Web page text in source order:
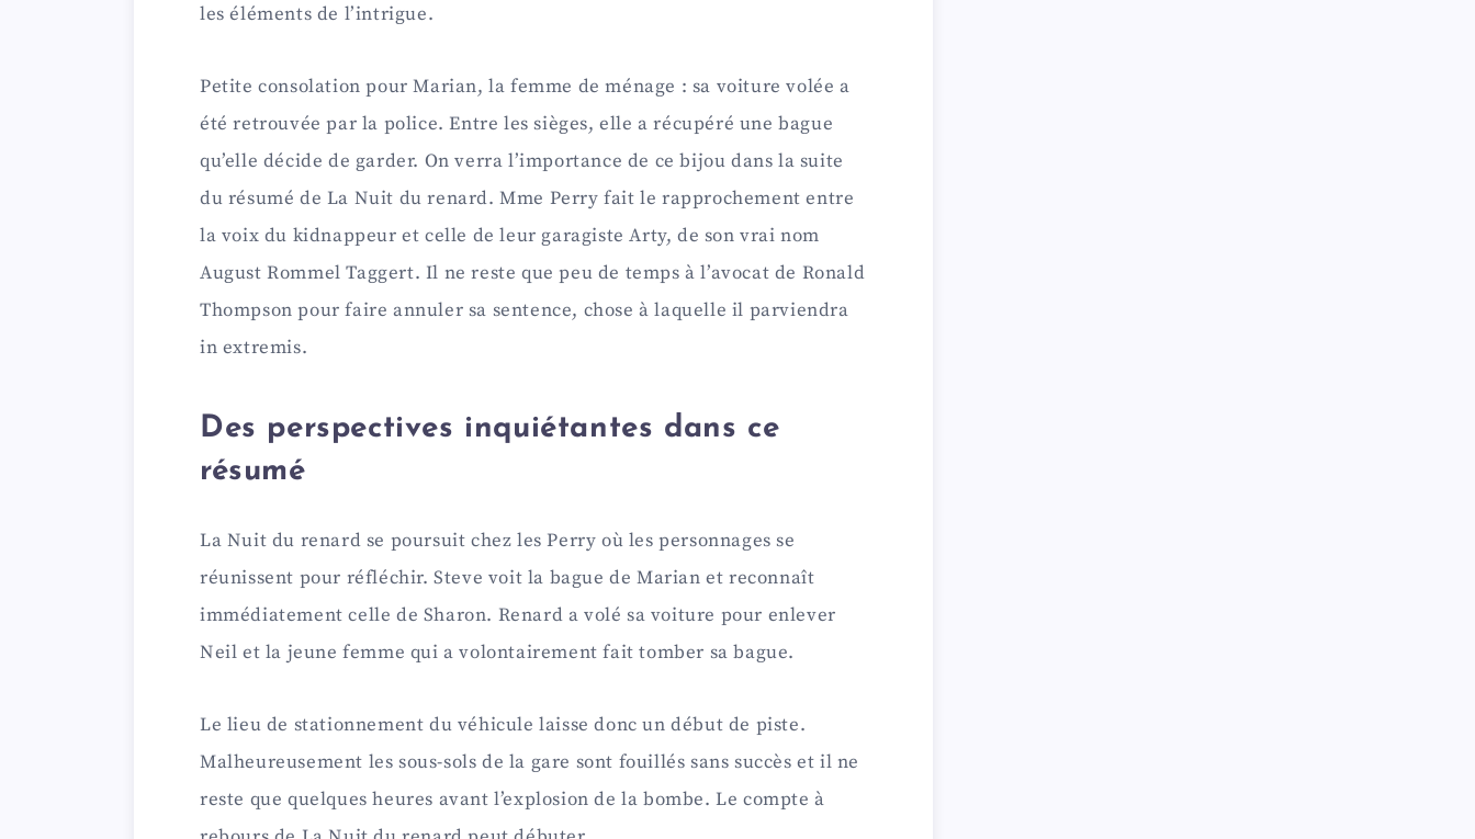
les éléments de l’intrigue.
Petite consolation pour Marian, la femme de ménage : sa voiture volée a
été retrouvée par la police. Entre les sièges, elle a récupéré une bague
qu’elle décide de garder. On verra l’importance de ce bijou dans la suite
du résumé de La Nuit du renard. Mme Perry fait le rapprochement entre
la voix du kidnappeur et celle de leur garagiste Arty, de son vrai nom
August Rommel Taggert. Il ne reste que peu de temps à l’avocat de Ronald
Thompson pour faire annuler sa sentence, chose à laquelle il parviendra
in extremis.
Des perspectives inquiétantes dans ce
résumé
La Nuit du renard se poursuit chez les Perry où les personnages se
réunissent pour réfléchir. Steve voit la bague de Marian et reconnaît
immédiatement celle de Sharon. Renard a volé sa voiture pour enlever
Neil et la jeune femme qui a volontairement fait tomber sa bague.
Le lieu de stationnement du véhicule laisse donc un début de piste.
Malheureusement les sous-sols de la gare sont fouillés sans succès et il ne
reste que quelques heures avant l’explosion de la bombe. Le compte à